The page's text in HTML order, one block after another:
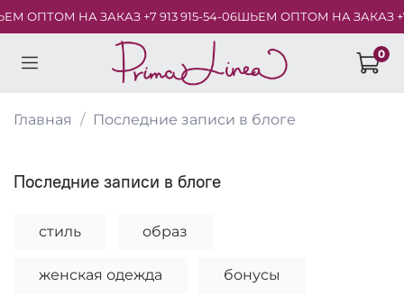
НА ЗАКАЗ +7 913 915-54-06ШЬЕМ ОПТОМ НА ЗАКАЗ +7
0
Главная Последние записи в блоге
Последние записи в блоге
стиль образ
женская одежда бонусы